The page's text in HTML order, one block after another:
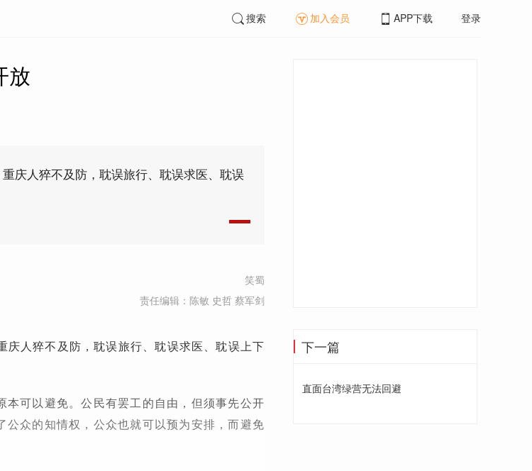
搜索 加入会员 APP下载 登录
放
庆人猝不及防，耽误旅行、耽误求医、耽误
笑蜀
责任编辑：陈敏 史哲 蔡军剑
人猝不及防，耽误旅行、耽误求医、耽误上下
可以避免。公民有罢工的自由，但须事先公开
众的知情权，公众也就可以预为安排，而避免
下一篇
直面台湾绿营无法回避